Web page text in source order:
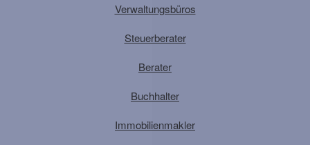
Verwaltungsbüros
Steuerberater
Berater
Buchhalter
Immobilienmakler